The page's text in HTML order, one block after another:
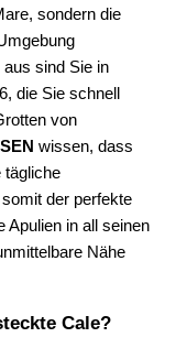
sondern die
aus sind Sie in
die Sie schnell
von
wissen, dass
tägliche
der perfekte
Apulien in all seinen
Nähe
Cale?